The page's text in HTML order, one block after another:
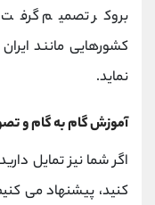
بروکر تصمیم
کشورهایی مانند
نماید.
آموزش گام به گام و
اگر شما نیز تمایل
کنید، پیشنهاد می